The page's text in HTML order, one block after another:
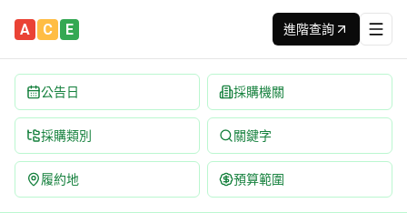
A C E 進階查詢
公告日 採購機關
採購類別 關鍵字
履約地 預算範圍